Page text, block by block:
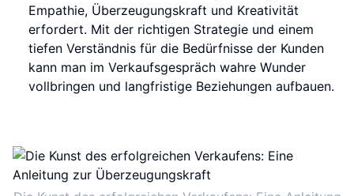
Empathie, Überzeugungskraft und Kreativität
erfordert. Mit der richtigen Strategie und einem
tiefen Verständnis für die Bedürfnisse der Kunden
kann man im Verkaufsgespräch wahre Wunder
vollbringen und langfristige Beziehungen aufbauen.